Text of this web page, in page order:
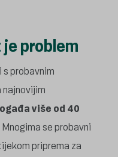
problem
probavnim
najnovijim
više od 40
se probavni
priprema za